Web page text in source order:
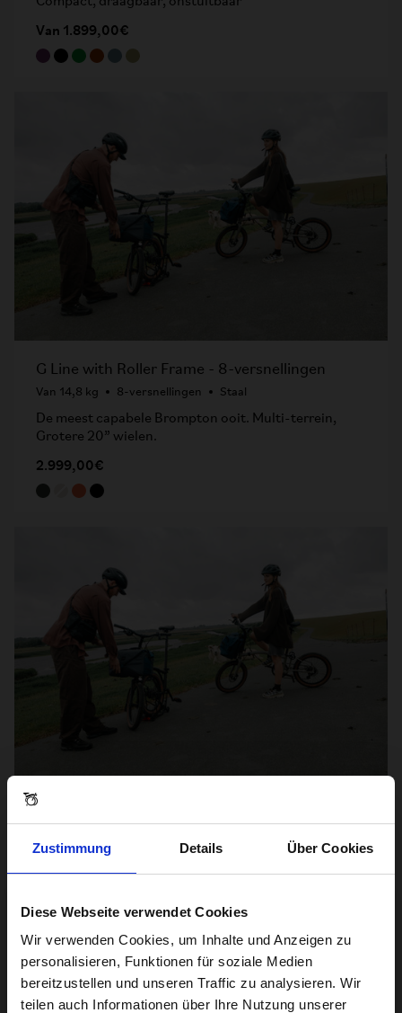
Zustimmung Details Über Cookies
Diese Webseite verwendet Cookies
Wir verwenden Cookies, um Inhalte und Anzeigen zu
personalisieren, Funktionen für soziale Medien
bereitzustellen und unseren Traffic zu analysieren. Wir
teilen auch Informationen über Ihre Nutzung unserer
Van 1.899,00€
G Line with Roller Frame - 8-versnellingen
Van 14,8 kg 8-versnellingen Staal
De meest capabele Brompton ooit. Multi-terrein,
Grotere 20” wielen.
2.999,00€
G Line - 8-versnellingen
Van 13,9 kg 8-versnellingen Staal
De meest capabele Brompton ooit. Multi-terrein,
Grotere 20” wielen.
Visiting from the United States?
For a better experience, please visit our: